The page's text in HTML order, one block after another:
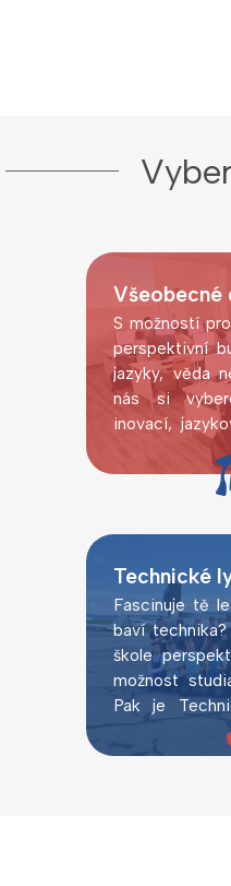
Všeobecné
S možností
perspektivní budoucnosti! Baví tě
jazyky, věda
nás si
inovací, jazykových dovedností až
po laboratorní
Technické
Fascinuje tě
baví
škole
možnost
Pak je